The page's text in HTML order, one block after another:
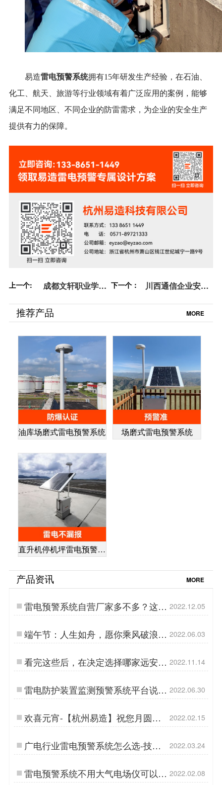
易造雷电预警系统拥有15年研发生产经验，在石油、
化工、航天、旅游等行业领域有着广泛应用的案例，能够
满足不同地区、不同企业的防雷需求，为企业的安全生产
提供有力的保障。
上一个:
成都文轩职业学校
【易造防雷】
下一个：
川西通信企业安装
推荐产品 MORE
油库场磨式雷电预警系统 场磨式雷电预警系统
直升机停机坪雷电预警系
产品资讯 MORE
雷电预警系统自营厂家多不多？这家
不要错过！【易造防雷】…
2022.12.05
端午节：人生如舟，愿你乘风破浪
【杭州易造】…
2022.06.03
看完这些后，在决定选择哪家远安雷
电预警系统公司【易造防雷】…
2022.11.14
雷电防护装置监测预警系统平台说
明-点击了解详情【杭州易造】…
2022.06.30
欢喜元宵-【杭州易造】祝您月圆人
圆事事圆…
2022.02.15
广电行业雷电预警系统怎么选-技术
在线指导【易造防雷】…
2022.03.24
雷电预警系统不用大气电场仪可以
2022.02.08